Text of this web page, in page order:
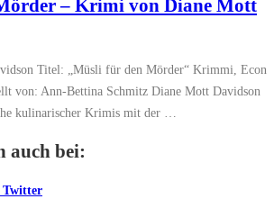
– Krimi von Diane Mott
Titel: „Müsli für den Mörder“ Krimmi, Econ
von: Ann-Bettina Schmitz Diane Mott Davidson
kulinarischer Krimis mit der …
auch bei:
Twitter